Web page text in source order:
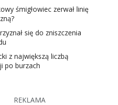
śmigłowiec zerwał linię
się do zniszczenia
z największą liczbą
po burzach
REKLAMA